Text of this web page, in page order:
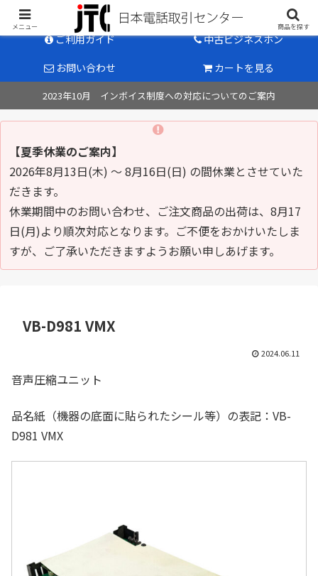
中古ビジネスホン販売のパイオニア
ご利用ガイド
中古ビジネスホン
お問い合わせ
カートを見る
2023年10月 インボイス制度への対応についてのご案内
【夏季休業のご案内】
2026年8月13日(木) ～ 8月16日(日) の間休業とさせていた
だきます。
休業期間中のお問い合わせ、ご注文商品の出荷は、8月17
日(月)より順次対応となります。ご不便をおかけいたしま
すが、ご了承いただきますようお願い申しあげます。
VB-D981 VMX
2024.06.11
音声圧縮ユニット
品名紙（機器の底面に貼られたシール等）の表記：VB-
D981 VMX
メニュー 商品を探す